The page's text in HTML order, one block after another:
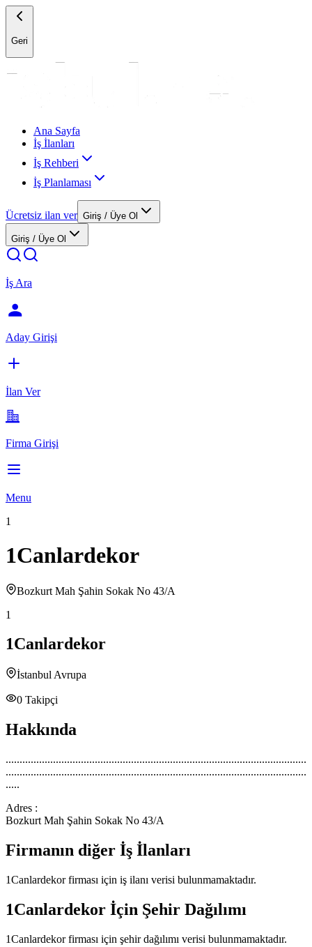
Geri
Ana Sayfa
İş İlanları
İş Rehberi
İş Planlaması
Ücretsiz ilan ver Giriş / Üye Ol
Giriş / Üye Ol
İş Ara
Aday Girişi
İlan Ver
Firma Girişi
Menu
1
1Canlardekor
Bozkurt Mah Şahin Sokak No 43/A
1
1Canlardekor
İstanbul Avrupa
0 Takipçi
Hakkında
............................................................................................................
............................................................................................................
.....
Adres :
Bozkurt Mah Şahin Sokak No 43/A
Firmanın diğer İş İlanları
1Canlardekorfirması için iş ilanı verisi bulunmamaktadır.
1Canlardekor İçin Şehir Dağılımı
1Canlardekorfirması için şehir dağılımı verisi bulunmamaktadır.